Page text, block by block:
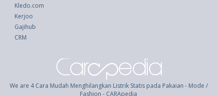
Kledo.com
Kerjoo
Gajihub
CRM
We are 4 Cara Mudah Menghilangkan Listrik Statis pada Pakaian - Mode /
Fashion - CARApedia